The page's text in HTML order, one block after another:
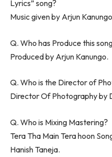
Lyrics” song?
Music given by Arjun
Q. Who has Produce this
Produced by Arjun Kanungo.
Q. Who is the Director of
Director Of Photography by
Q. Who is Mixing Mastering?
Tera Tha Main Tera hoon
Hanish Taneja.